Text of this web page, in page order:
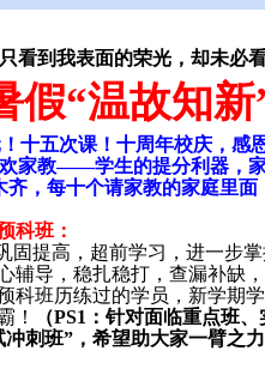
看到我表面的荣光，却未必
假“温故知
十五次课！十周年校庆，感
家教——学生的提分利器，家
齐，每十个请家教的家庭里面
科班：
固提高，超前学习，进一步
辅导，稳扎稳打，查漏补缺
科班历练过的学员，新学期
！
（PS1 ：针对面临重点班
刺班”，希望助大家一臂之力